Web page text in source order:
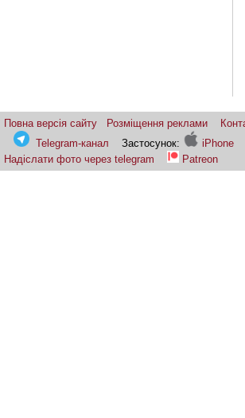
Повна версія сайту Розміщення реклами
Telegram-канал
Застосунок: iPhone
Надіслати фото через telegram
Patreon